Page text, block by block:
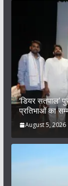
‘डियर सतपाल’
प्रतिभाओं का
August 5, 2026